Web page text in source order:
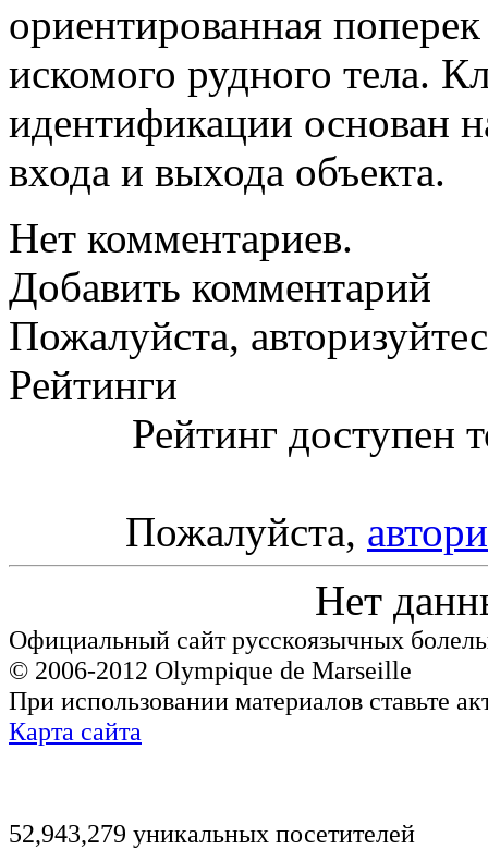
ориентированная
искомого рудного тела.
идентификации основан
входа и выхода объекта.
Нет комментариев.
Добавить комментарий
Пожалуйста,
Рейтинги
Рейтинг доступен
Пожалуйста,
Нет
Официальный сайт русскоязычных
© 2006-2012 Olympique de Marseille
При использовании материалов ставьте
Карта сайта
52,943,279 уникальных посетителей